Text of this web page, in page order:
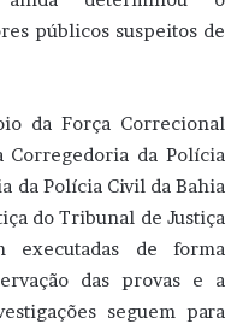
públicos suspeitos de
da Força Correcional
Corregedoria da Polícia
da Polícia Civil da Bahia
do Tribunal de Justiça
executadas de forma
das provas e a
seguem para